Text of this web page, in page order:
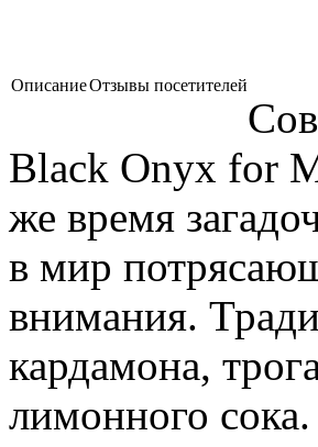
ОписаниеОтзывы посетителей
Black Onyx for
же время
в мир
внимания.
кардамона,
лимонного